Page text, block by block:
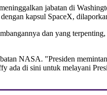
jabatan di
kapsul SpaceX,
dan yang
NASA. "Presiden
di sini untuk melayani